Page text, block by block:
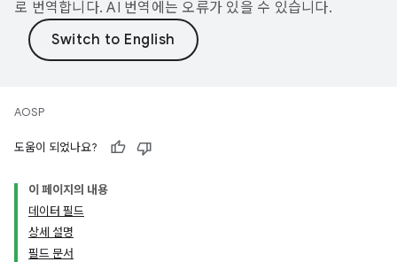
로 번역합니다. AI 번역에는 오류가 있을 수 있습니다.
AOSP
도움이 되었나요?
이 페이지의 내용
데이터 필드
상세 설명
필드 문서